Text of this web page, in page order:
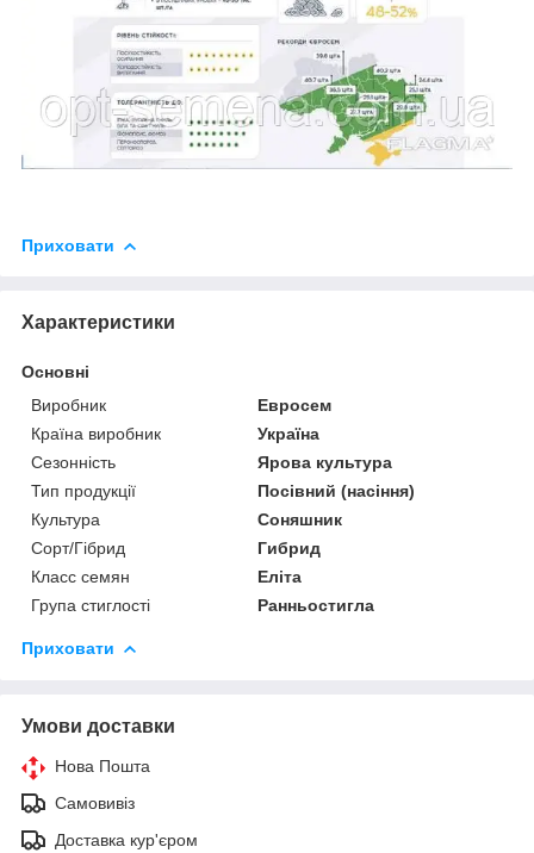
Приховати
Характеристики
Основні
Виробник
Евросем
Країна виробник
Україна
Сезонність
Ярова культура
Тип продукції
Посівний (насіння)
Культура
Соняшник
Сорт/Гібрид
Гибрид
Класс семян
Еліта
Група стиглості
Ранньостигла
Приховати
Умови доставки
Нова Пошта
Самовивіз
Доставка кур'єром